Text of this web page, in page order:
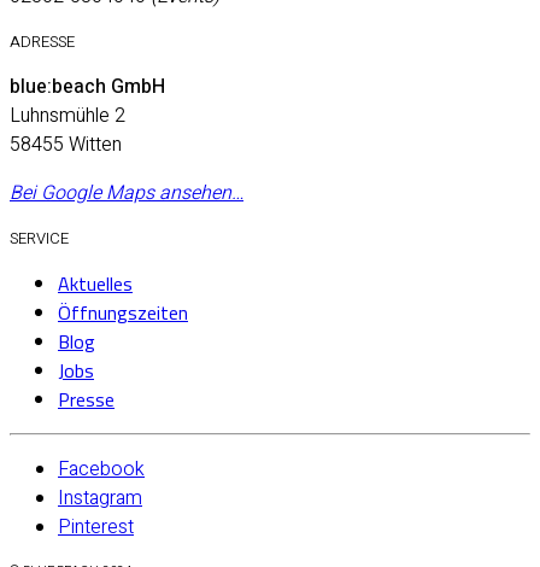
ADRESSE
blue:beach GmbH
Luhnsmühle 2
58455 Witten
Bei Google Maps ansehen…
SERVICE
Aktuelles
Öffnungszeiten
Blog
Jobs
Presse
Facebook
Instagram
Pinterest